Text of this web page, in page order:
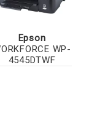
Epson
WP-
4545DTWF